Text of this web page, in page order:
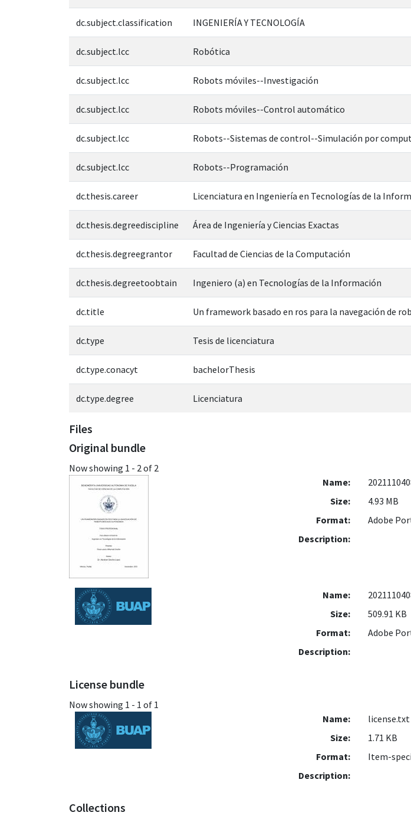
dc.subject.classification INGENIERÍA Y TECNOLOGÍA
dc.subject.lcc Robótica
dc.subject.lcc Robots móviles--Investigación
dc.subject.lcc Robots móviles--Control automático
dc.subject.lcc Robots--Sistemas de control--Simulación por
dc.subject.lcc Robots--Programación
dc.thesis.career Licenciatura en Ingeniería en Tecnologías de la
dc.thesis.degreediscipline Área de Ingeniería y Ciencias Exactas
dc.thesis.degreegrantor Facultad de Ciencias de la Computación
dc.thesis.degreetoobtain Ingeniero (a) en Tecnologías de la Información
dc.title Un framework basado en ros para la navegación de
dc.type Tesis de licenciatura
dc.type.conacyt bachelorThesis
dc.type.degree Licenciatura
Files
Original bundle
Now showing 1 - 2 of 2
Name:
Size:
4.93 MB
Format:
Adobe
Description:
Name:
Size:
509.91 KB
Format:
Adobe
Description:
License bundle
Now showing 1 - 1 of 1
Name:
license.txt
Size:
1.71 KB
Format:
Item-
Description:
Collections